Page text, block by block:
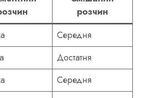
розчин
Середня
Достатня
Середня